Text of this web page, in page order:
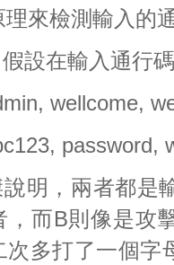
理來檢測輸入的
設在輸入通行
wellcome,
password,
明，兩者都是
，而B則像是攻
次多打了一個字